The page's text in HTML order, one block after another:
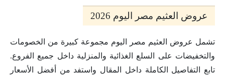
عروض العثيم مصر اليوم 2026
تشمل عروض العثيم مصر اليوم مجموعة كبيرة من الخصومات
والتخفيضات على السلع الغذائية والمنزلية داخل جميع الفروع.
تابع التفاصيل الكاملة داخل المقال واستفد من أفضل الأسعار